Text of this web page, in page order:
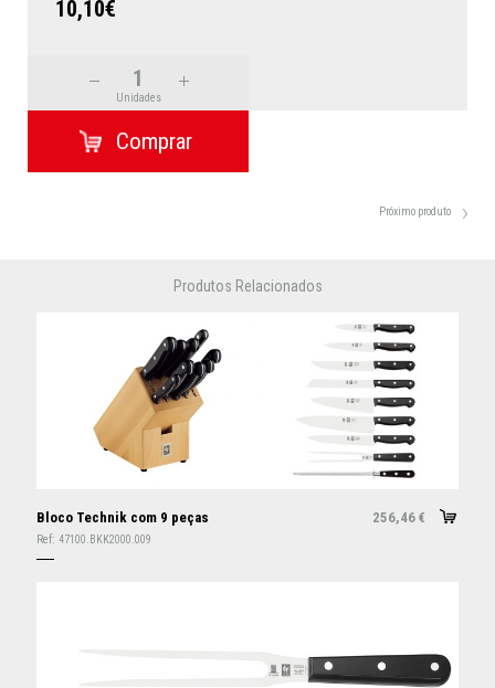
10,10€
Unidades
Próximo produto
Produtos Relacionados
Bloco Technik com 9 peças 256,46 €
Ref: 47100.BKK2000.009